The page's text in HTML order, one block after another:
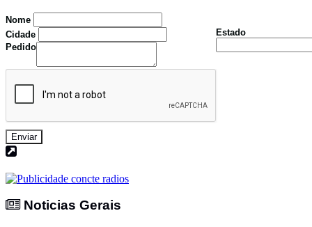
Nome
Cidade
Estado
Pedido
Enviar
Noticias Gerais